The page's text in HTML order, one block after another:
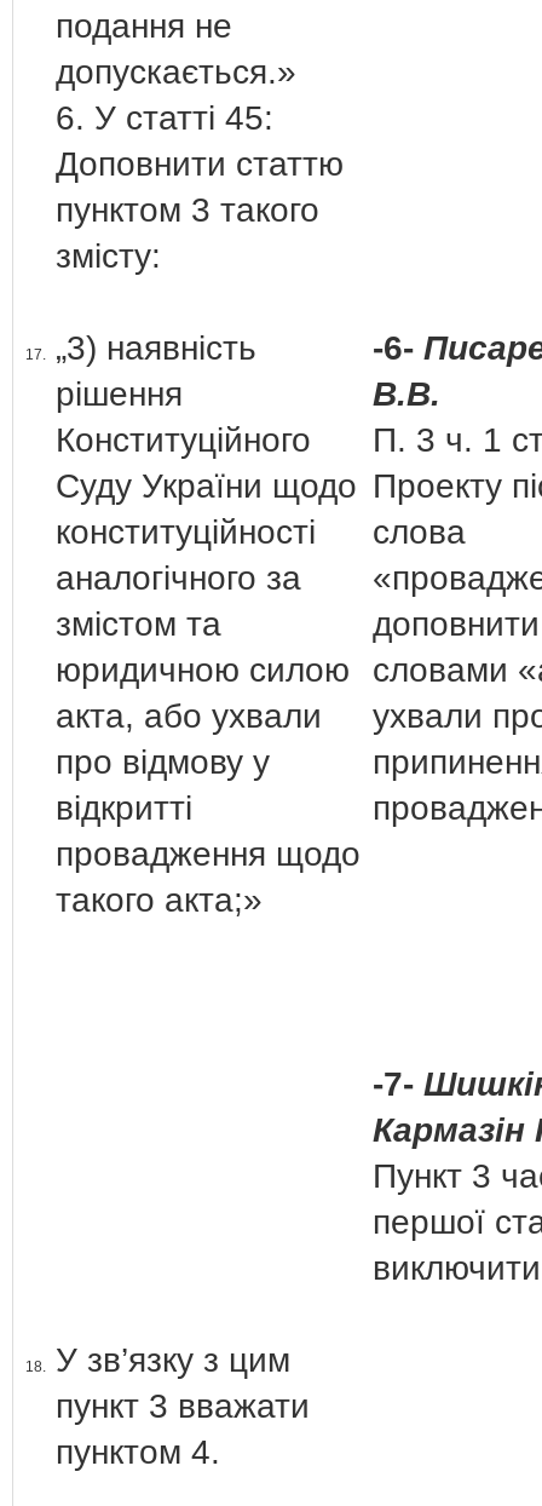
подання не
допускається.»
6. У статті 45:
Доповнити статтю
пунктом 3 такого
змісту:
17.
„3) наявність
рішення
Конституційного
Суду України щодо
конституційності
аналогічного за
змістом та
юридичною силою
акта, або ухвали
про відмову у
відкритті
провадження щодо
такого акта;»
-6-
В.В.
П. 3 ч. 1
Проекту
слова
доповнити
словами
ухвали
-7-
Пункт 3
першої
18.
У зв’язку з цим
пункт 3 вважати
пунктом 4.